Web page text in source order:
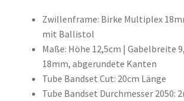
Zwillenframe: Birke Multiplex
mit Ballistol
Maße: Höhe 12,5cm | Gabelbreite
18mm, abgerundete Kanten
Tube Bandset Cut: 20cm Länge
Tube Bandset Durchmesser 2050: